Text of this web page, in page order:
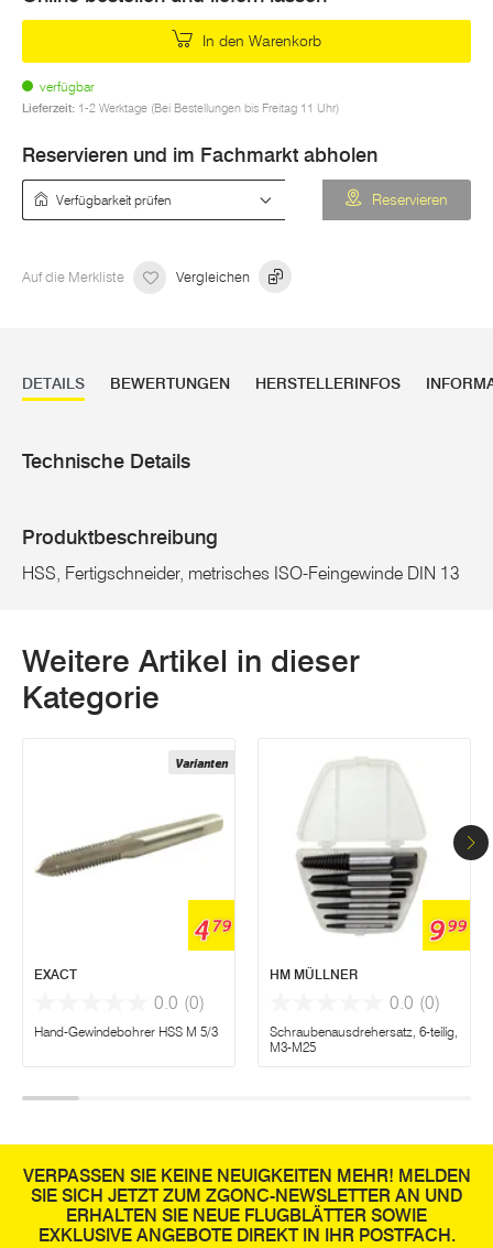
In den Warenkorb
verfügbar
Lieferzeit: 1-2 Werktage (Bei Bestellungen bis Freitag 11 Uhr)
Reservieren und im Fachmarkt abholen
Reservieren
Auf die Merkliste Vergleichen
DETAILS BEWERTUNGEN HERSTELLERINFOS
Technische Details
Produktbeschreibung
HSS, Fertigschneider, metrisches ISO-Feingewinde DIN 13
Weitere Artikel in dieser
Kategorie
Varianten
479
EXACT
0.0 (0)
Hand-Gewindebohrer HSS M 5/3
999
HM MÜLLNER
0.0 (0)
Schraubenausdrehersatz, 6-teilig,
M3-M25
VERPASSEN SIE KEINE NEUIGKEITEN MEHR! MELDEN
SIE SICH JETZT ZUM ZGONC-NEWSLETTER AN UND
ERHALTEN SIE NEUE FLUGBLÄTTER SOWIE
EXKLUSIVE ANGEBOTE DIREKT IN IHR POSTFACH.